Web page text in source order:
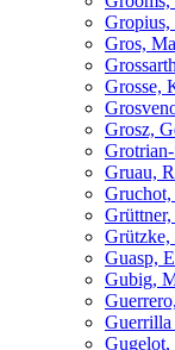
Gropius,
Gros,
Grosse,
Grosz,
Gruau,
Grützke,
Guasp,
Gubig,
Gugelot,